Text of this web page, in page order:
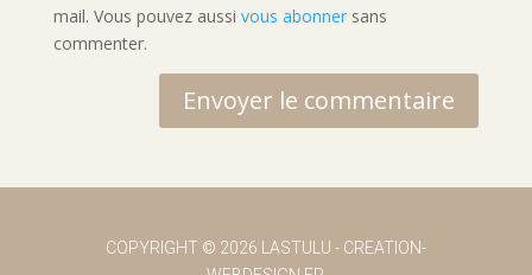
mail. Vous pouvez aussi vous abonnersans
commenter.
Envoyer le commentaire
COPYRIGHT © 2026 LASTULU - CREATION-